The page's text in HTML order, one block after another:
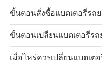
ขั้นตอนสั่งซื้อแบตเตอรี่รถ
ขั้นตอนเปลี่ยนแบตเตอรี่รถ
เมื่อไหร่ควรเปลี่ยนแบตเตอ